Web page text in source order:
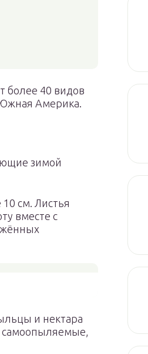
более 40 видов
Южная Америка.
зимой
см. Листья
вместе с
и нектара
самоопыляемые,